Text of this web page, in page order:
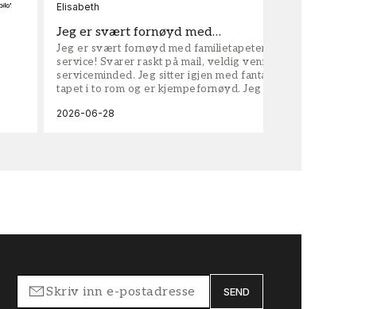
Elisabeth
Jeg er svært fornøyd med…
Jeg er svært fornøyd med familietapeter. Maken til
service! Svarer raskt på mail, veldig vennlige og
serviceminded. Jeg sitter igjen med fantastisk fin
tapet i to rom og er kjempefornøyd. Jeg anbefaler
2026-06-28
SEND